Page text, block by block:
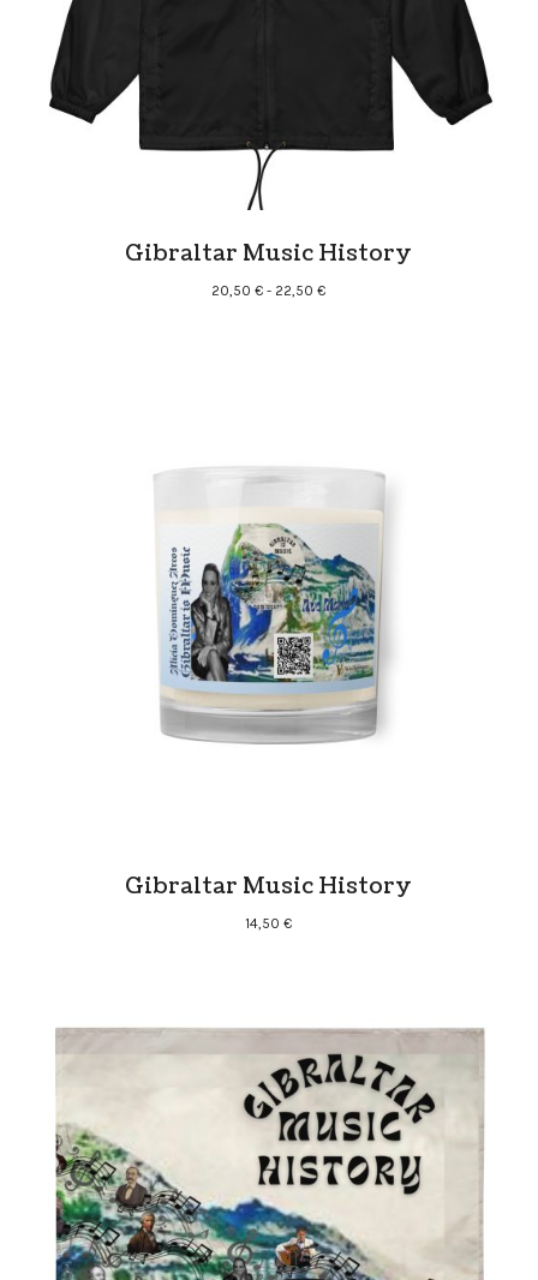
Gibraltar Music History
20,50€ - 22,50€Rango
Gibraltar Music History
14,50€